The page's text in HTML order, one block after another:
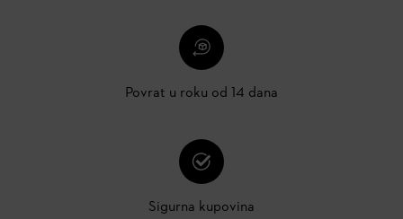
Povrat u roku od 14 dana
Sigurna kupovina